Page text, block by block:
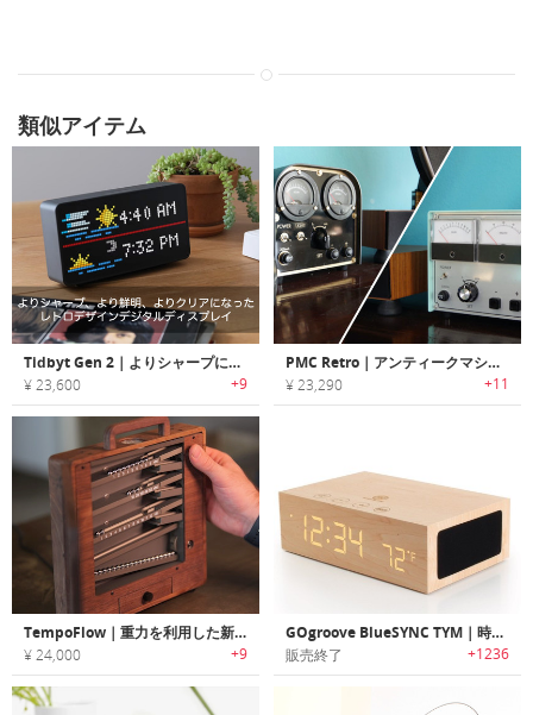
類似アイテム
Tidbyt Gen 2｜よりシャープに、より鮮明に、よりクリアになったレトロデザインデジタルディスプレイ
¥ 23,600 +9
PMC Retro｜アンティークマシンデザインのレトロクロック
¥ 23,290 +11
TempoFlow｜重力を利用した新感覚ローリングボールクロック
¥ 24,000 +9
GOgroove BlueSYNC TYM｜時計付き木製Bluetoothワイアレスステレオスピーカー
販売終了 +1236